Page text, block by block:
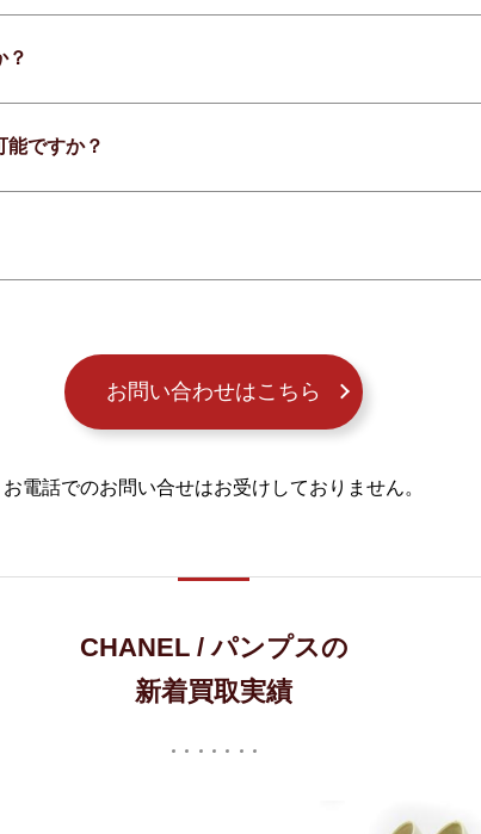
？
能ですか？
お問い合わせはこちら
お電話でのお問い合せはお受けしておりません。
CHANEL / パンプスの
新着買取実績